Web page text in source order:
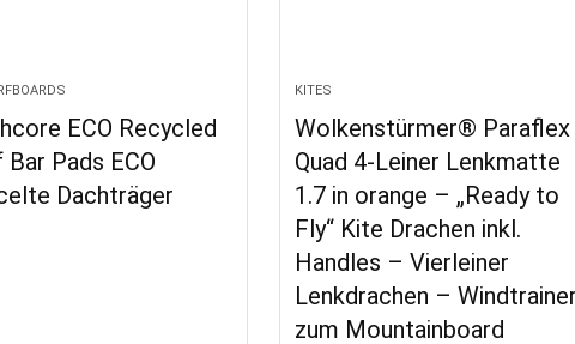
ECO Recycled
Bar Pads ECO
Dachträger
KITES
Wolkenstürmer® Paraflex
Quad 4-Leiner Lenkmatte
1.7 in orange – „Ready to
Fly“ Kite Drachen inkl.
Handles – Vierleiner
Lenkdrachen –
zum Mountainboard